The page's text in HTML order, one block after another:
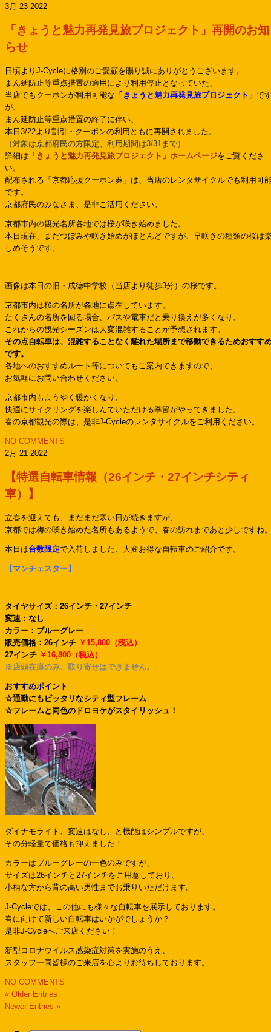
3月 23 2022
「きょうと魅力再発見旅プロジェクト」再開のお知
らせ
日頃よりJ-Cycleに格別のご愛顧を賜り誠にありがとうございます。
まん延防止等重点措置の適用により利用停止となっていた、
当店でもクーポンが利用可能な 「きょうと魅力再発見旅プロジェクト」 で
が、
まん延防止等重点措置の終了に伴い、
本日3/22より割引・クーポンの利用ともに再開されました。
（対象は京都府民の方限定、利用期間は3/31まで）
詳細は 「きょうと魅力再発見旅プロジェクト」ホームページをご覧くださ
い。
配布される「京都応援クーポン券」は、当店のレンタサイクルでも利用可
です。
京都府民のみなさま、是非ご活用ください。
京都市内の観光名所各地では桜が咲き始めました。
本日現在、まだつぼみや咲き始めがほとんどですが、早咲きの種類の桜は
しめそうです。
画像は本日の旧・成徳中学校（当店より徒歩3分）の桜です。
京都市内は桜の名所が各地に点在しています。
たくさんの名所を回る場合、バスや電車だと乗り換えが多くなり、
これからの観光シーズンは大変混雑することが予想されます。
その点自転車は、混雑することなく離れた場所まで移動できるためおすす
です。
各地へのおすすめルート等についてもご案内できますので、
お気軽にお問い合わせください。
京都市内もようやく暖かくなり、
快適にサイクリングを楽しんでいただける季節がやってきました。
春の京都観光の際は、是非J-Cycleのレンタサイクルをご利用ください。
NO COMMENTS
2月 21 2022
【特選自転車情報（26インチ・27インチシティ
車）】
立春を迎えても、まだまだ寒い日が続きますが、
京都では梅の咲き始めた名所もあるようで、春の訪れまであと少しですね
本日は台数限定で入荷しました、大変お得な自転車のご紹介です。
【マンチェスター】
タイヤサイズ：26インチ・27インチ
変速：なし
カラー：ブルーグレー
販売価格：26インチ ￥15,800（税込）
27インチ ￥16,800（税込）
※店頭在庫のみ、取り寄せはできません。
おすすめポイント
☆通勤にもピッタリなシティ型フレーム
☆フレームと同色のドロヨケがスタイリッシュ！
ダイナモライト、変速はなし、と機能はシンプルですが、
その分軽量で価格も抑えました！
カラーはブルーグレーの一色のみですが、
サイズは26インチと27インチをご用意しており、
小柄な方から背の高い男性までお乗りいただけます。
J-Cycleでは、この他にも様々な自転車を展示しております。
春に向けて新しい自転車はいかがでしょうか？
是非J-Cycleへご来店ください！
新型コロナウイルス感染症対策を実施のうえ、
スタッフ一同皆様のご来店を心よりお待ちしております。
NO COMMENTS
« Older Entries
Newer Entries »